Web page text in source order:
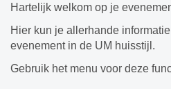
Hartelijk welkom op je
Hier kun je allerhande
evenement in de UM huisstijl.
Gebruik het menu voor deze